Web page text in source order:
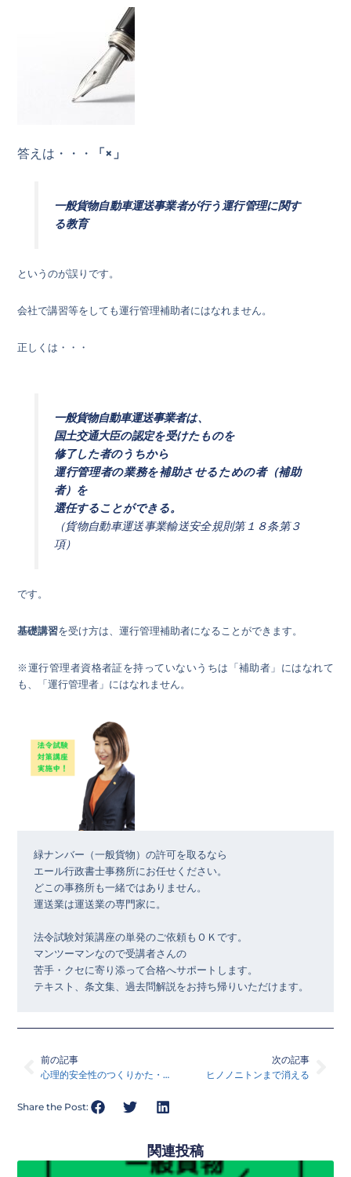
答えは・・・ 「×」
一般貨物自動車運送事業者が行う運行管理に関す
る教育
というのが誤りです。
会社で講習等をしても運行管理補助者にはなれません。
正しくは・・・
一般貨物自動車運送事業者は、
国土交通大臣の認定を受けたものを
修了した者のうちから
運行管理者の業務を補助させるための者（補助
者）を
選任することができる。
（貨物自動車運送事業輸送安全規則第１８条第３
項）
です。
基礎講習を受け方は、運行管理補助者になることができます。
※運行管理者資格者証を持っていないうちは「補助者」にはなれて
も、「運行管理者」にはなれません。
緑ナンバー（一般貨物）の許可を取るなら
エール行政書士事務所にお任せください。
どこの事務所も一緒ではありません。
運送業は運送業の専門家に。
法令試験対策講座の単発のご依頼もＯＫです。
マンツーマンなので受講者さんの
苦手・クセに寄り添って合格へサポートします。
テキスト、条文集、過去問解説をお持ち帰りいただけます。
前の記事
心理的安全性のつくりかた・読んだ本シリーズ27
次の記事
ヒノノニトンまで消える
Share the Post:
関連投稿